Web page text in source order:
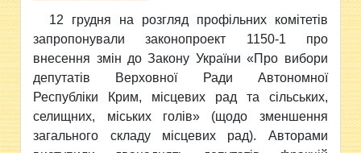
12 грудня на розгляд профільних комітетів
запропонували законопроект 1150-1 про
внесення змін до Закону України «Про вибори
депутатів Верховної Ради Автономної
Республіки Крим, місцевих рад та сільських,
селищних, міських голів» (щодо зменшення
загального складу місцевих рад). Авторами